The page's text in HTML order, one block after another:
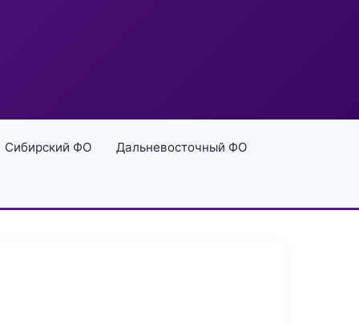
Сибирский ФО Дальневосточный ФО